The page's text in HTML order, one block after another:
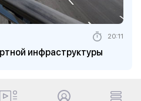
инфраструктуры
20:11